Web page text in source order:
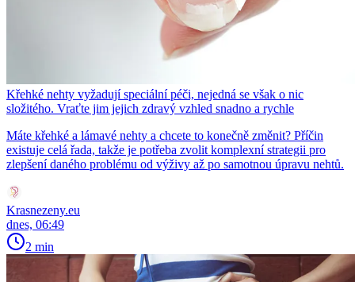
Křehké nehty vyžadují speciální péči, nejedná se však o nic
složitého. Vraťte jim jejich zdravý vzhled snadno a rychle
Máte křehké a lámavé nehty a chcete to konečně změnit? Příčin
existuje celá řada, takže je potřeba zvolit komplexní strategii pro
zlepšení daného problému od výživy až po samotnou úpravu nehtů.
Krasnezeny.eu
dnes, 06:49
2 min